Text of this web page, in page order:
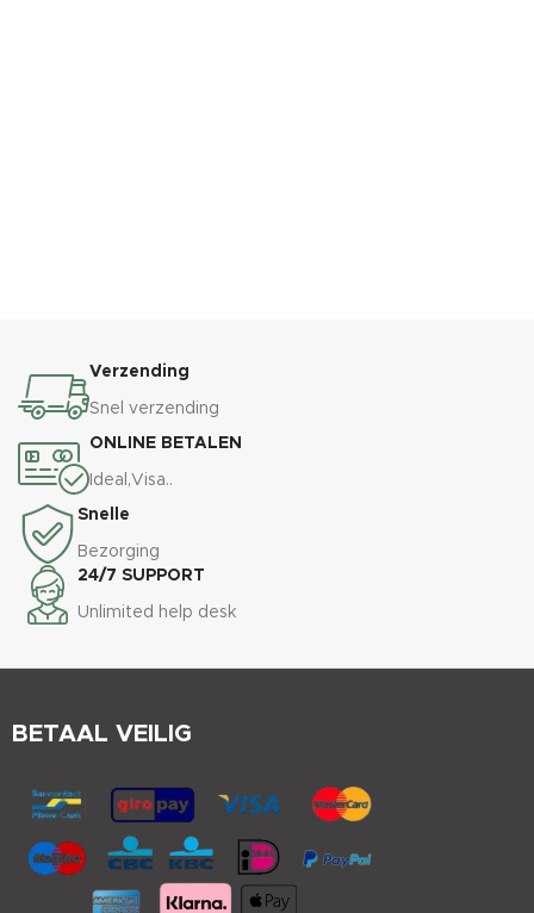
Verzending
Snel verzending
ONLINE BETALEN
Ideal,Visa..
Snelle
Bezorging
24/7 SUPPORT
Unlimited help desk
BETAAL VEILIG